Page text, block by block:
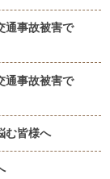
通事故被害で
通事故被害で
む皆様へ